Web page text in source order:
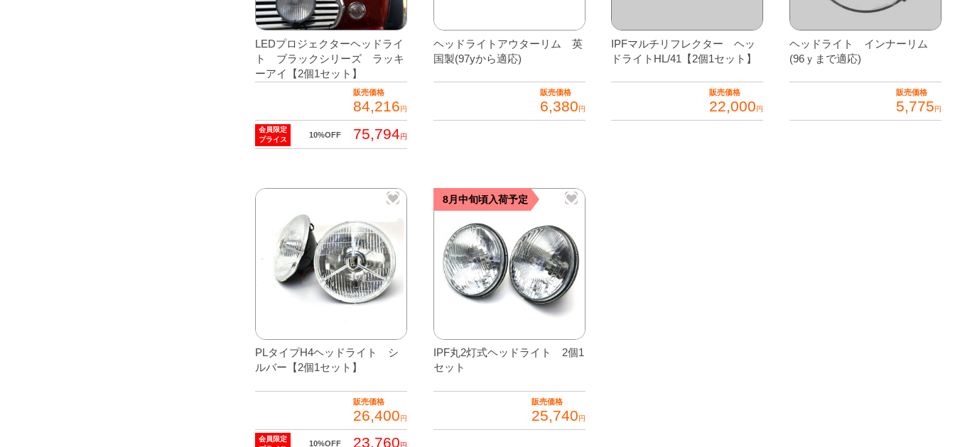
LEDプロジェクターヘッドライ
ト ブラックシリーズ ラッキ
ーアイ【2個1セット】
販売価格
84,216円
会員限定
プライス
10%OFF 75,794円
ヘッドライトアウターリム 英
国製(97yから適応)
販売価格
6,380円
IPFマルチリフレクター ヘッ
ドライトHL/41【2個1セット】
販売価格
22,000円
ヘッドライト インナーリム
(96ｙまで適応)
販売価格
5,775円
PLタイプH4ヘッドライト シ
ルバー【2個1セット】
販売価格
26,400円
会員限定
10%OFF 23,760円
8月中旬頃入荷予定
IPF丸2灯式ヘッドライト 2個1
セット
販売価格
25,740円